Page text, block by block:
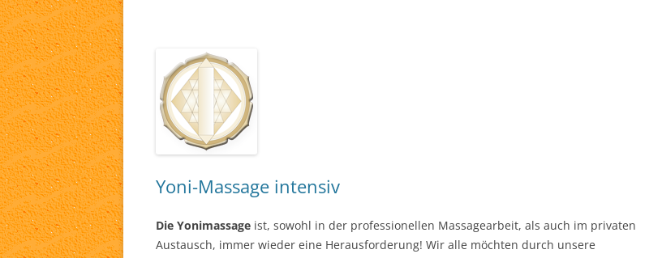
Yoni-Massage intensiv
Die Yonimassage ist, sowohl in der professionellen Massagearbeit, als auch im privaten
Austausch, immer wieder eine Herausforderung! Wir alle möchten durch unsere